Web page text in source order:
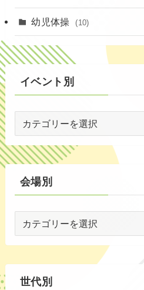
(19)
(1)
(5)
(29)
(2)
幼児体操 (10)
イベント別
ン
ト
別
会場別
別
世代別